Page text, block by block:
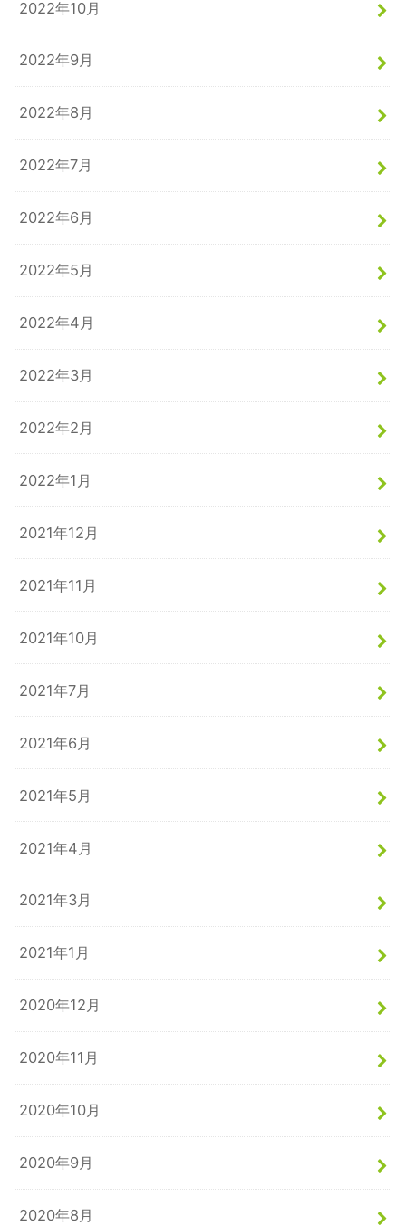
2022年10月
2022年9月
2022年8月
2022年7月
2022年6月
2022年5月
2022年4月
2022年3月
2022年2月
2022年1月
2021年12月
2021年11月
2021年10月
2021年7月
2021年6月
2021年5月
2021年4月
2021年3月
2021年1月
2020年12月
2020年11月
2020年10月
2020年9月
2020年8月